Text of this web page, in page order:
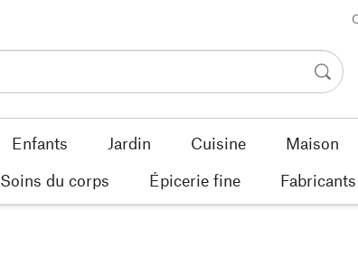
Enfants Jardin Cuisine Maison
Soins du corps Épicerie fine Fabricants